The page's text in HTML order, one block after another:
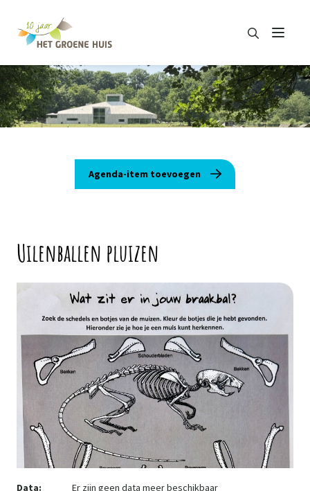
Menu
Zoeken
Agenda-item toevoegen
Uilenballen pluizen
Data:
Er zijn geen data meer beschikbaar